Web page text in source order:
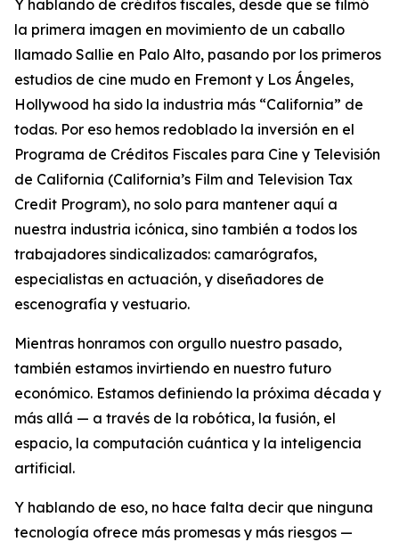
Y hablando de créditos fiscales, desde que se filmó
la primera imagen en movimiento de un caballo
llamado Sallie en Palo Alto, pasando por los primeros
estudios de cine mudo en Fremont y Los Ángeles,
Hollywood ha sido la industria más “California” de
todas. Por eso hemos redoblado la inversión en el
Programa de Créditos Fiscales para Cine y Televisión
de California (California’s Film and Television Tax
Credit Program), no solo para mantener aquí a
nuestra industria icónica, sino también a todos los
trabajadores sindicalizados: camarógrafos,
especialistas en actuación, y diseñadores de
escenografía y vestuario.
Mientras honramos con orgullo nuestro pasado,
también estamos invirtiendo en nuestro futuro
económico. Estamos definiendo la próxima década y
más allá — a través de la robótica, la fusión, el
espacio, la computación cuántica y la inteligencia
artificial.
Y hablando de eso, no hace falta decir que ninguna
tecnología ofrece más promesas y más riesgos —